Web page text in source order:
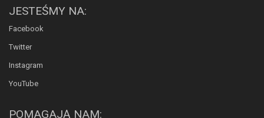
JESTEŚMY NA:
Facebook
Twitter
Instagram
YouTube
POMAGAJĄ NAM: